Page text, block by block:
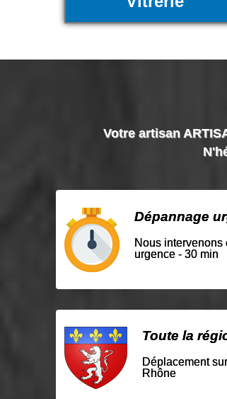
Votre artisan
Dépannage
Nous intervenons
urgence - 30 min
Toute la
Déplacement
Rhône